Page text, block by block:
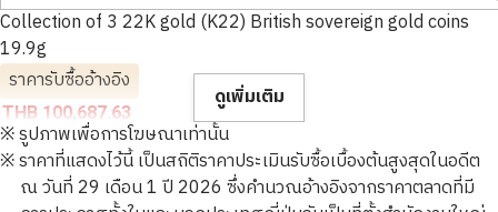
Collection of 3 22K gold (K22) British sovereign gold coins
19.9g
ราคารับซื้ออ้างอิง
THB 100,687.63
ดูเพิ่มเติม
※ รูปภาพเพื่อการโฆษณาเท่านั้น
※ ราคาที่แสดงไว้นี้ เป็นสถิติราคาประเมินรับซื้อเบื้องต้นสูงสุดในอดีต
ณ วันที่ 29 เดือน 1 ปี 2026 ซึ่งคำนวณอ้างอิงจากราคาตลาดที่มี